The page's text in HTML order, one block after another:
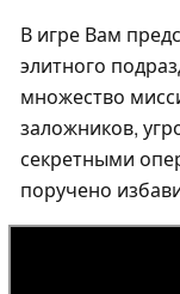
В игре Вам
элитного
множество
заложников,
секретными
поручено